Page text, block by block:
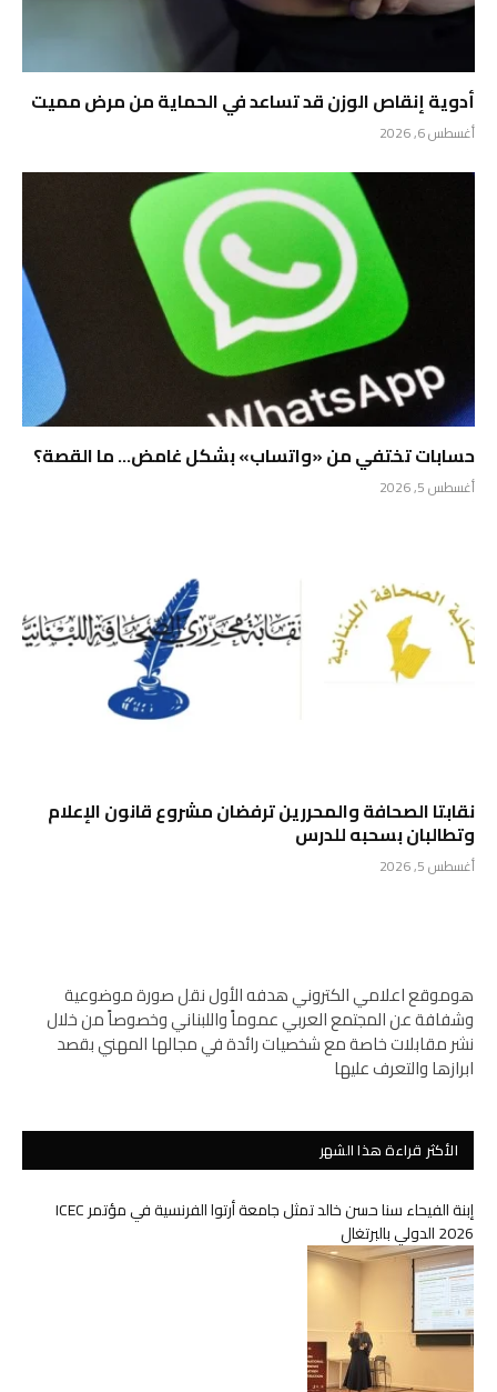
أدوية إنقاص الوزن قد تساعد في الحماية من مرض مميت
أغسطس 6, 2026
حسابات تختفي من «واتساب» بشكل غامض… ما القصة؟
أغسطس 5, 2026
نقابتا الصحافة والمحررين ترفضان مشروع قانون الإعلام
وتطالبان بسحبه للدرس
أغسطس 5, 2026
هوموقع اعلامي الكتروني هدفه الأول نقل صورة موضوعية
وشفافة عن المجتمع العربي عموماً واللبناني وخصوصاً من خلال
نشر مقابلات خاصة مع شخصيات رائدة في مجالها المهني بقصد
ابرازها والتعرف عليها
الأكثر قراءة هذا الشهر
إبنة الفيحاء سنا حسن خالد تمثل جامعة أرتوا الفرنسية في مؤتمر ICEC
2026 الدولي بالبرتغال